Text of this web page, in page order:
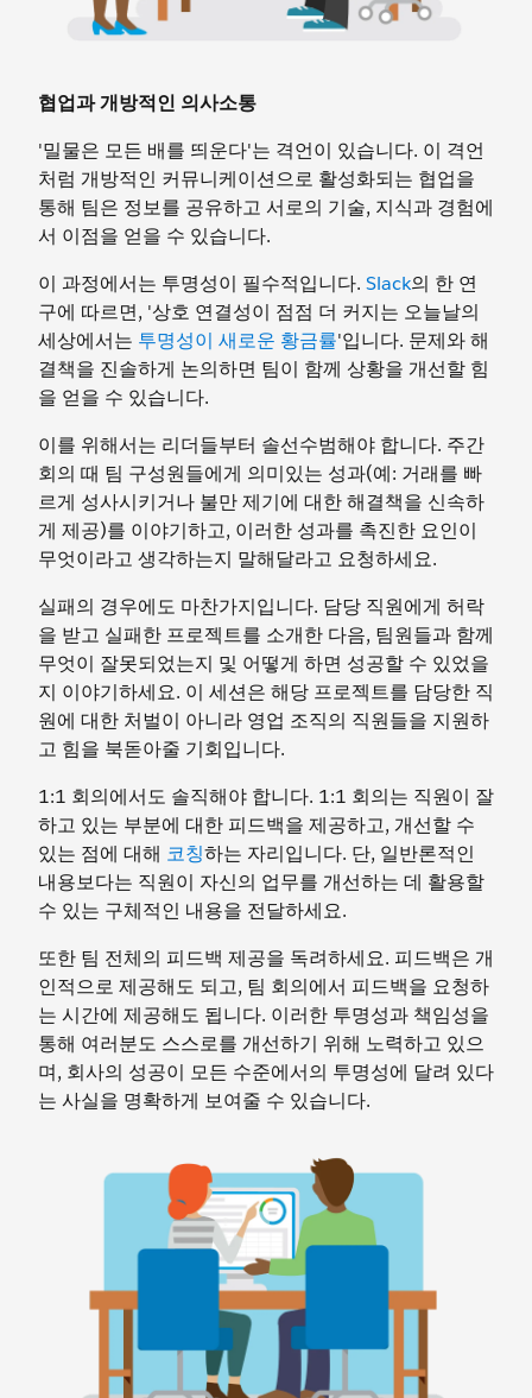
협업과 개방적인 의사소통
'밀물은 모든 배를 띄운다'는 격언이 있습니다. 이 격언
처럼 개방적인 커뮤니케이션으로 활성화되는 협업을
통해 팀은 정보를 공유하고 서로의 기술, 지식과 경험에
서 이점을 얻을 수 있습니다.
이 과정에서는 투명성이 필수적입니다. Slack의 한 연
구에 따르면, '상호 연결성이 점점 더 커지는 오늘날의
세상에서는 투명성이 새로운 황금률'입니다. 문제와 해
결책을 진솔하게 논의하면 팀이 함께 상황을 개선할 힘
을 얻을 수 있습니다.
이를 위해서는 리더들부터 솔선수범해야 합니다. 주간
회의 때 팀 구성원들에게 의미있는 성과(예: 거래를 빠
르게 성사시키거나 불만 제기에 대한 해결책을 신속하
게 제공)를 이야기하고, 이러한 성과를 촉진한 요인이
무엇이라고 생각하는지 말해달라고 요청하세요.
실패의 경우에도 마찬가지입니다. 담당 직원에게 허락
을 받고 실패한 프로젝트를 소개한 다음, 팀원들과 함께
무엇이 잘못되었는지 및 어떻게 하면 성공할 수 있었을
지 이야기하세요. 이 세션은 해당 프로젝트를 담당한 직
원에 대한 처벌이 아니라 영업 조직의 직원들을 지원하
고 힘을 북돋아줄 기회입니다.
1:1 회의에서도 솔직해야 합니다. 1:1 회의는 직원이 잘
하고 있는 부분에 대한 피드백을 제공하고, 개선할 수
있는 점에 대해 코칭하는 자리입니다. 단, 일반론적인
내용보다는 직원이 자신의 업무를 개선하는 데 활용할
수 있는 구체적인 내용을 전달하세요.
또한 팀 전체의 피드백 제공을 독려하세요. 피드백은 개
인적으로 제공해도 되고, 팀 회의에서 피드백을 요청하
는 시간에 제공해도 됩니다. 이러한 투명성과 책임성을
통해 여러분도 스스로를 개선하기 위해 노력하고 있으
며, 회사의 성공이 모든 수준에서의 투명성에 달려 있다
는 사실을 명확하게 보여줄 수 있습니다.